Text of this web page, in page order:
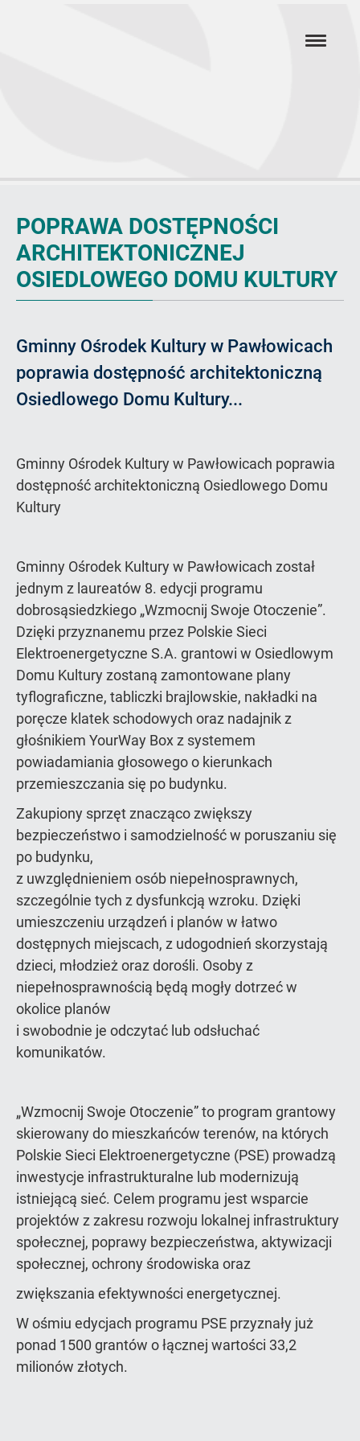
POPRAWA DOSTĘPNOŚCI
ARCHITEKTONICZNEJ
OSIEDLOWEGO DOMU KULTURY
Gminny Ośrodek Kultury w Pawłowicach
poprawia dostępność architektoniczną
Osiedlowego Domu Kultury...
Gminny Ośrodek Kultury w Pawłowicach poprawia
dostępność architektoniczną Osiedlowego Domu
Kultury
Gminny Ośrodek Kultury w Pawłowicach został
jednym z laureatów 8. edycji programu
dobrosąsiedzkiego „Wzmocnij Swoje Otoczenie”.
Dzięki przyznanemu przez Polskie Sieci
Elektroenergetyczne S.A. grantowi w Osiedlowym
Domu Kultury zostaną zamontowane plany
tyflograficzne, tabliczki brajlowskie, nakładki na
poręcze klatek schodowych oraz nadajnik z
głośnikiem YourWay Box z systemem
powiadamiania głosowego o kierunkach
przemieszczania się po budynku.
Zakupiony sprzęt znacząco zwiększy
bezpieczeństwo i samodzielność w poruszaniu się
po budynku,
z uwzględnieniem osób niepełnosprawnych,
szczególnie tych z dysfunkcją wzroku. Dzięki
umieszczeniu urządzeń i planów w łatwo
dostępnych miejscach, z udogodnień skorzystają
dzieci, młodzież oraz dorośli. Osoby z
niepełnosprawnością będą mogły dotrzeć w
okolice planów
i swobodnie je odczytać lub odsłuchać
komunikatów.
„Wzmocnij Swoje Otoczenie” to program grantowy
skierowany do mieszkańców terenów, na których
Polskie Sieci Elektroenergetyczne (PSE) prowadzą
inwestycje infrastrukturalne lub modernizują
istniejącą sieć. Celem programu jest wsparcie
projektów z zakresu rozwoju lokalnej infrastruktury
społecznej, poprawy bezpieczeństwa, aktywizacji
społecznej, ochrony środowiska oraz
zwiększania efektywności energetycznej.
W ośmiu edycjach programu PSE przyznały już
ponad 1500 grantów o łącznej wartości 33,2
milionów złotych.